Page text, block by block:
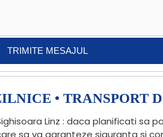
• TRANSPORT
Linz : daca planificati sa
sa va garanteze siguranta si